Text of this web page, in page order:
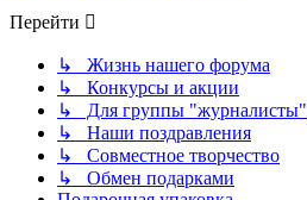
Перейти
↳ Жизнь нашего форума
↳ Конкурсы и акции
↳ Для группы "журналисты"
↳ Наши поздравления
↳ Совместное творчество
↳ Обмен подарками